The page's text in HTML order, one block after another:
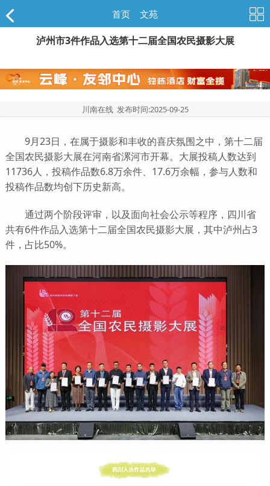
首页 文苑
泸州市3件作品入选第十二届全国农民摄影大展
川南在线 发布时间:2025-09-25
9月23日，在属于摄影和丰收的喜庆氛围之中，第十二届
全国农民摄影大展在河南省漯河市开幕。大展投稿人数达到
11736人，投稿作品数6.8万余件、17.6万余幅，参与人数和
投稿作品数均创下历史新高。
通过两个阶段评审，以及面向社会公示等程序，四川省
共有6件作品入选第十二届全国农民摄影大展，其中泸州占3
件，占比50%。